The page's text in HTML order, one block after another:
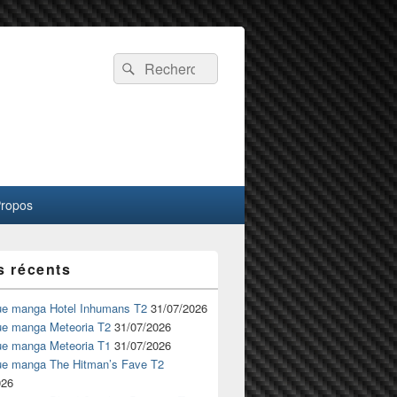
Recherche :
Rechercher
récents
manga Hotel Inhumans T2 31/07/2026
manga Meteoria T2 31/07/2026
manga Meteoria T1 31/07/2026
manga The Hitman’s Fave T2